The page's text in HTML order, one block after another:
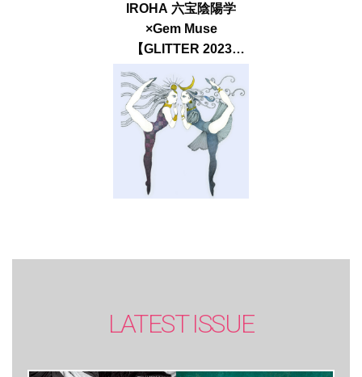
IROHA 六宝陰陽学
×Gem Muse
【GLITTER 2023
SUMMER issue】
LATEST ISSUE